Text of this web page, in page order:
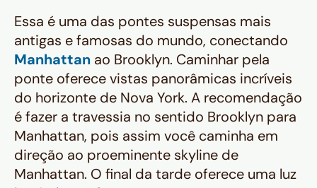
Essa é uma das pontes suspensas mais
antigas e famosas do mundo, conectando
Manhattan ao Brooklyn. Caminhar pela
ponte oferece vistas panorâmicas incríveis
do horizonte de Nova York. A recomendação
é fazer a travessia no sentido Brooklyn para
Manhattan, pois assim você caminha em
direção ao proeminente skyline de
Manhattan. O final da tarde oferece uma luz